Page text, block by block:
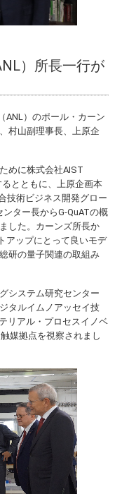
）所長一行が
ANL）のポール・カーン
村山副理事長、上原企
めに株式会社AIST
とともに、上原企画本
技術ビジネス開発グロー
ター長からG-QuATの概
した。カーンズ所長か
アップにとって良いモデ
研の量子関連の取組み
システム研究センター
タルイムノアッセイ技
リアル・プロセスイノベ
媒拠点を視察されまし